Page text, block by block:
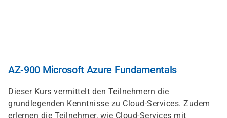
AZ-900 Microsoft Azure Fundamentals
Dieser Kurs vermittelt den Teilnehmern die
grundlegenden Kenntnisse zu Cloud-Services. Zudem
erlernen die Teilnehmer, wie Cloud-Services mit